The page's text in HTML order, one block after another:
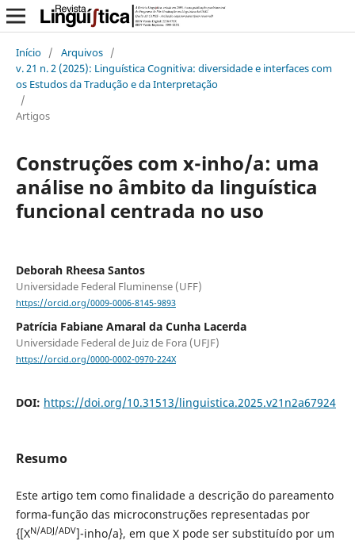
Início / Arquivos /
v. 21 n. 2 (2025): Linguística Cognitiva: diversidade e interfaces com
os Estudos da Tradução e da Interpretação
/
Artigos
Construções com x-inho/a: uma
análise no âmbito da linguística
funcional centrada no uso
Deborah Rheesa Santos
Universidade Federal Fluminense (UFF)
https://orcid.org/0009-0006-8145-9893
Patrícia Fabiane Amaral da Cunha Lacerda
Universidade Federal de Juiz de Fora (UFJF)
https://orcid.org/0000-0002-0970-224X
DOI: https://doi.org/10.31513/linguistica.2025.v21n2a67924
Resumo
Este artigo tem como finalidade a descrição do pareamento
forma-função das microconstruções representadas por
{[XN/ADJ/ADV]-inho/a}, em que X pode ser substituído por um